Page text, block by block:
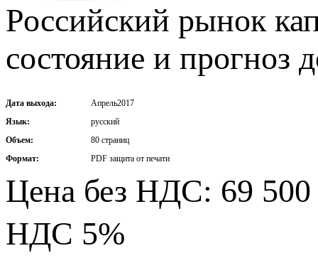
Российский рынок
состояние и прогноз
Дата выхода:
Апрель2017
Язык:
русский
Объем:
80 страниц
Формат:
PDF защита от печати
Цена без НДС: 69 500
НДС 5%